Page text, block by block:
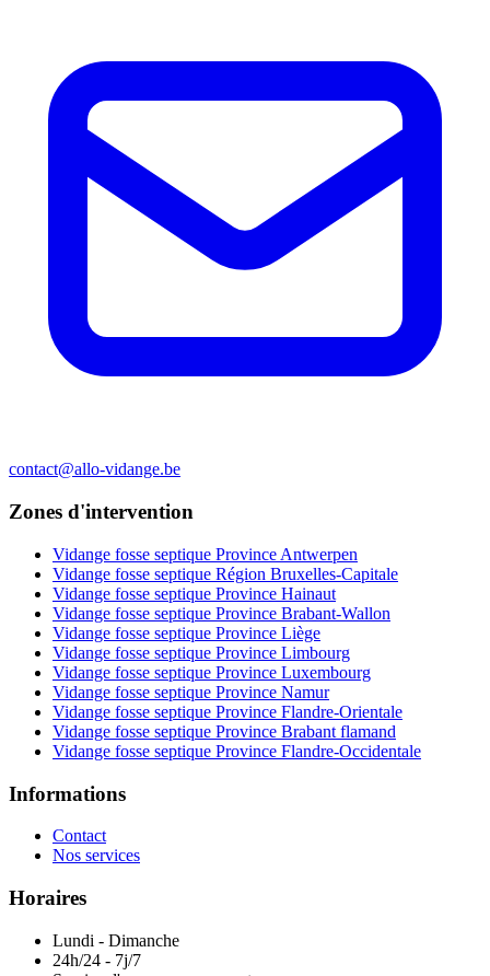
contact@allo-vidange.be
Zones d'intervention
Vidange fosse septique Province Antwerpen
Vidange fosse septique Région Bruxelles-Capitale
Vidange fosse septique Province Hainaut
Vidange fosse septique Province Brabant-Wallon
Vidange fosse septique Province Liège
Vidange fosse septique Province Limbourg
Vidange fosse septique Province Luxembourg
Vidange fosse septique Province Namur
Vidange fosse septique Province Flandre-Orientale
Vidange fosse septique Province Brabant flamand
Vidange fosse septique Province Flandre-Occidentale
Informations
Contact
Nos services
Horaires
Lundi - Dimanche
24h/24 - 7j/7